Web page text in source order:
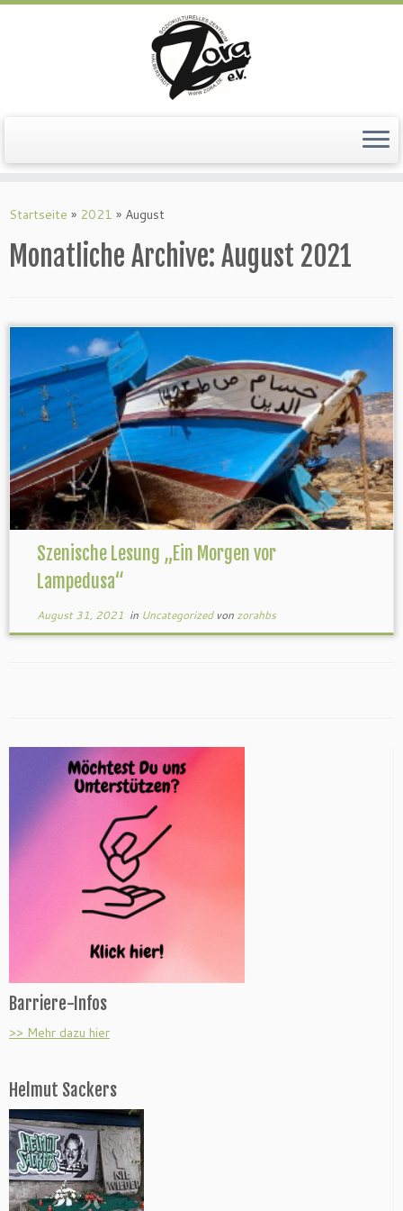
Zum
Startseite » 2021 » August
Monatliche Archive: August 2021
Szenische Lesung „Ein Morgen vor
Lampedusa“
August 31, 2021 in Uncategorized von zorahbs
Barriere-Infos
>> Mehr dazu hier
Helmut Sackers